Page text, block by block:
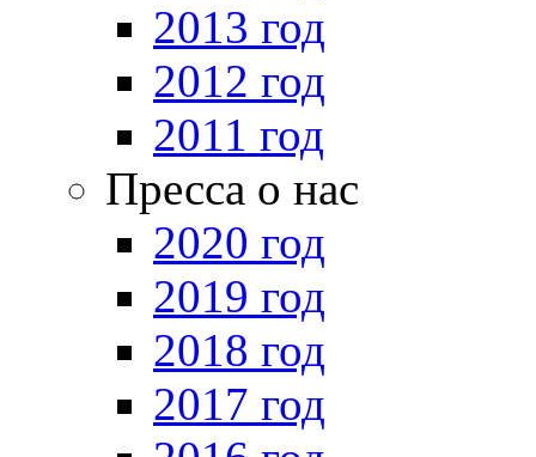
2013 год
2012 год
2011 год
Пресса о нас
2020 год
2019 год
2018 год
2017 год